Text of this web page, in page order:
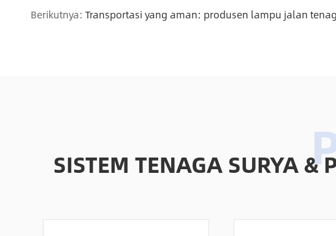
Berikutnya: Transportasi yang aman: produsen lampu jalan
SISTEM TENAGA SURYA